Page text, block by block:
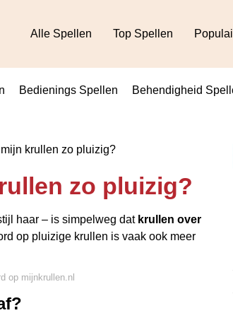
Alle Spellen Top Spellen
Bedienings Spellen Behendigheid
krullen zo pluizig?
zo pluizig?
haar – is simpelweg dat krullen over
op pluizige krullen is vaak ook meer
op mijnkrullen.nl